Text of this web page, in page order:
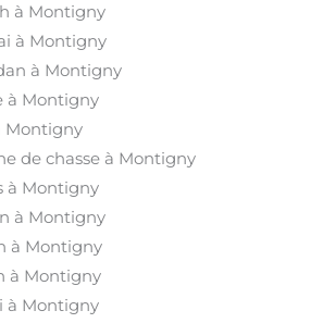
à Montigny
à Montigny
à Montigny
à Montigny
Montigny
de chasse à Montigny
à Montigny
à Montigny
à Montigny
à Montigny
à Montigny